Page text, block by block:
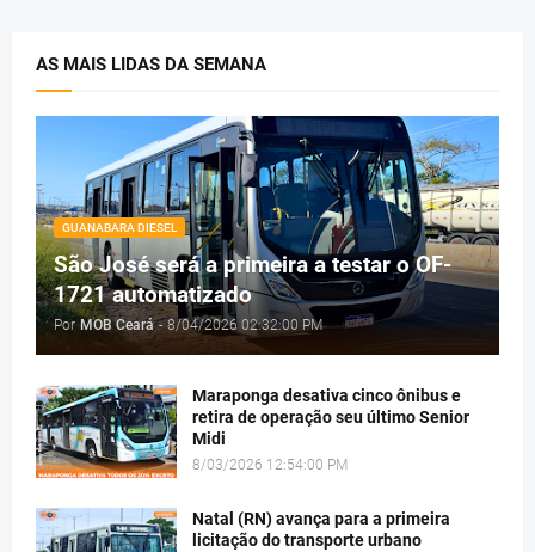
AS MAIS LIDAS DA SEMANA
GUANABARA DIESEL
São José será a primeira a testar o OF-
1721 automatizado
Por MOB Ceará - 8/04/2026 02:32:00 PM
Maraponga desativa cinco ônibus e
retira de operação seu último Senior
Midi
8/03/2026 12:54:00 PM
Natal (RN) avança para a primeira
licitação do transporte urbano